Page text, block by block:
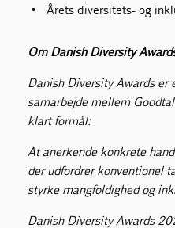
Årets diversitets- og
Om Danish Diversity
Danish Diversity Awards er
samarbejde mellem
klart formål:
​At anerkende konkrete
der udfordrer konventionel
styrke mangfoldighed og
Danish Diversity Awards